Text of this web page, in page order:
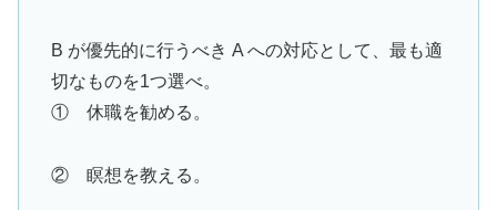
B が優先的に行うべき A への対応として、最も適
切なものを1つ選べ。
① 休職を勧める。
② 瞑想を教える。